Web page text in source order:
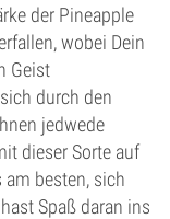
der Pineapple
wobei Dein
Geist
durch den
jedwede
dieser Sorte auf
am besten, sich
Spaß daran ins